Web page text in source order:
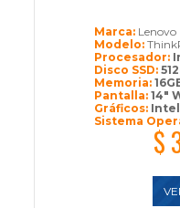
$
Marca: Lenovo
Modelo:
Procesador:
Disco SSD:
Memoria:
Pantalla:14"
Gráficos: Intel
Sistema